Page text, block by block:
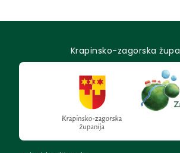
Krapinsko-zagorska